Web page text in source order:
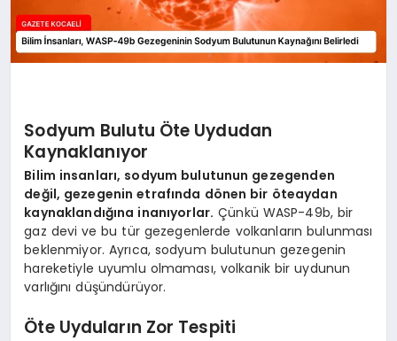
Sodyum Bulutu Öte Uydudan
Kaynaklanıyor
Bilim insanları, sodyum bulutunun gezegenden
değil, gezegenin etrafında dönen bir öteaydan
kaynaklandığına inanıyorlar. Çünkü WASP-49b, bir
gaz devi ve bu tür gezegenlerde volkanların bulunması
beklenmiyor. Ayrıca, sodyum bulutunun gezegenin
hareketiyle uyumlu olmaması, volkanik bir uydunun
varlığını düşündürüyor.
Öte Uyduların Zor Tespiti